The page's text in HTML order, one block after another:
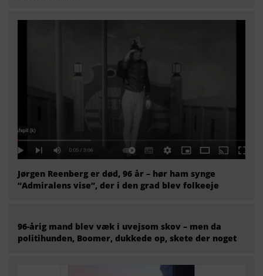
Jørgen Reenberg er død, 96 år – hør ham synge
“Admiralens vise”, der i den grad blev folkeeje
96-årig mand blev væk i uvejsom skov – men da
politihunden, Boomer, dukkede op, skete der noget